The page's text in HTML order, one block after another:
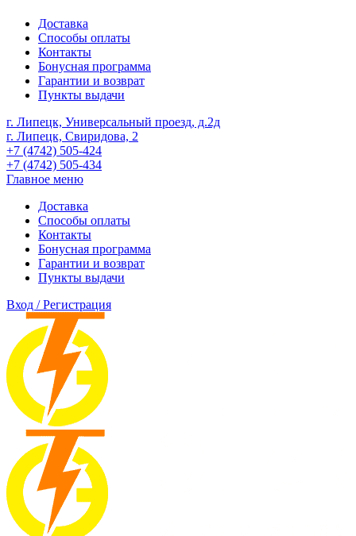
Доставка
Способы оплаты
Контакты
Бонусная программа
Гарантии и возврат
Пункты выдачи
г. Липецк, Универсальный проезд, д.2д
г. Липецк, Свиридова, 2
+7 (4742) 505-424
+7 (4742) 505-434
Главное меню
Доставка
Способы оплаты
Контакты
Бонусная программа
Гарантии и возврат
Пункты выдачи
Вход / Регистрация